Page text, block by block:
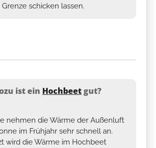
schicken lassen.
ist ein Hochbeet gut?
nehmen die Wärme der Außenluft
im Frühjahr sehr schnell an.
wird die Wärme im Hochbeet